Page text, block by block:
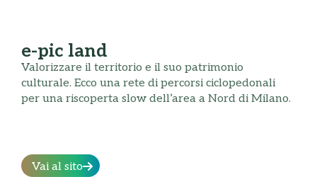
e-pic land
Valorizzare il territorio e il suo patrimonio
culturale. Ecco una rete di percorsi ciclopedonali
per una riscoperta slow dell’area a Nord di Milano.
Vai al sito